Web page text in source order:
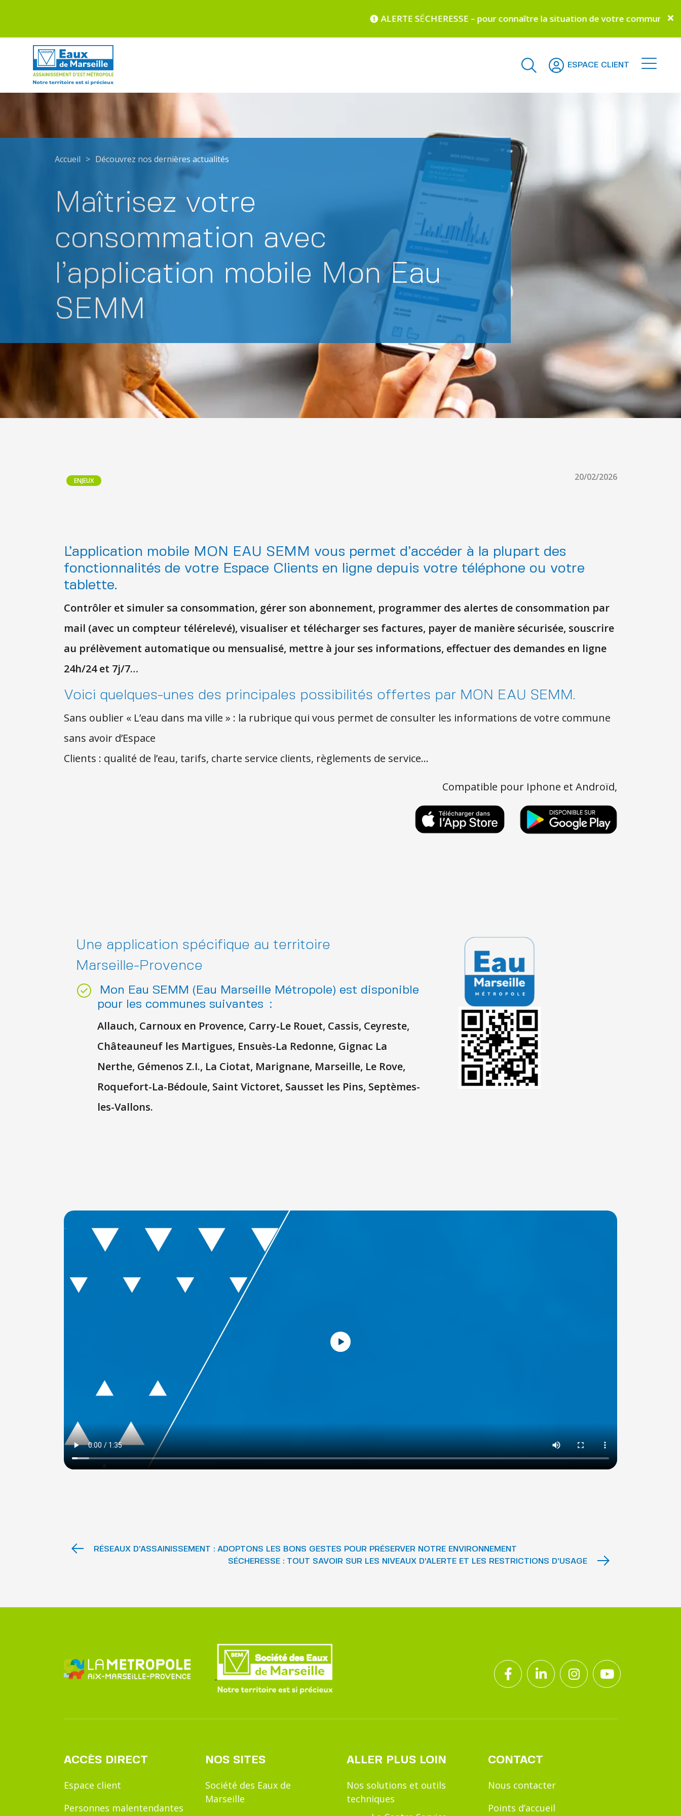
CHERESSE – pour connaître la situation de votre commune –Cliquez ici
ESPACE CLIENT
Accueil > Découvrez nos dernières actualités
Maîtrisez votre
consommation avec
l’application mobile Mon Eau
SEMM
20/02/2026
ENJEUX
L’application mobile MON EAU SEMM vous permet d’accéder à la plupart des
fonctionnalités de votre Espace Clients en ligne depuis votre téléphone ou votre
tablette.
Contrôler et simuler sa consommation, gérer son abonnement, programmer des alertes de consommation par
mail (avec un compteur télérelevé), visualiser et télécharger ses factures, payer de manière sécurisée, souscrire
au prélèvement automatique ou mensualisé, mettre à jour ses informations, effectuer des demandes en ligne
24h/24 et 7j/7…
Voici quelques-unes des principales possibilités offertes par MON EAU SEMM.
Sans oublier « L’eau dans ma ville » : la rubrique qui vous permet de consulter les informations de votre commune
sans avoir d’Espace
Clients : qualité de l’eau, tarifs, charte service clients, règlements de service…
Compatible pour Iphone et Androïd,
Une application spécifique au territoire
Marseille-Provence
Mon Eau SEMM (Eau Marseille Métropole) est disponible
pour les communes suivantes
:
Allauch, Carnoux en Provence, Carry-Le Rouet, Cassis, Ceyreste,
Châteauneuf les Martigues, Ensuès-La Redonne, Gignac La
Nerthe, Gémenos Z.I., La Ciotat, Marignane, Marseille, Le Rove,
Roquefort-La-Bédoule, Saint Victoret, Sausset les Pins, Septèmes-
les-Vallons.
RÉSEAUX D’ASSAINISSEMENT : ADOPTONS LES BONS GESTES POUR PRÉSERVER NOTRE ENVIRONNEMENT
SÉCHERESSE : TOUT SAVOIR SUR LES NIVEAUX D’ALERTE ET LES RESTRICTIONS D’USAGE
ACCÈS DIRECT
Espace client
Personnes malentendantes
NOS SITES
Société des Eaux de
Marseille
ALLER PLUS LOIN
Nos solutions et outils
techniques
CONTACT
Nous contacter
Points d’accueil